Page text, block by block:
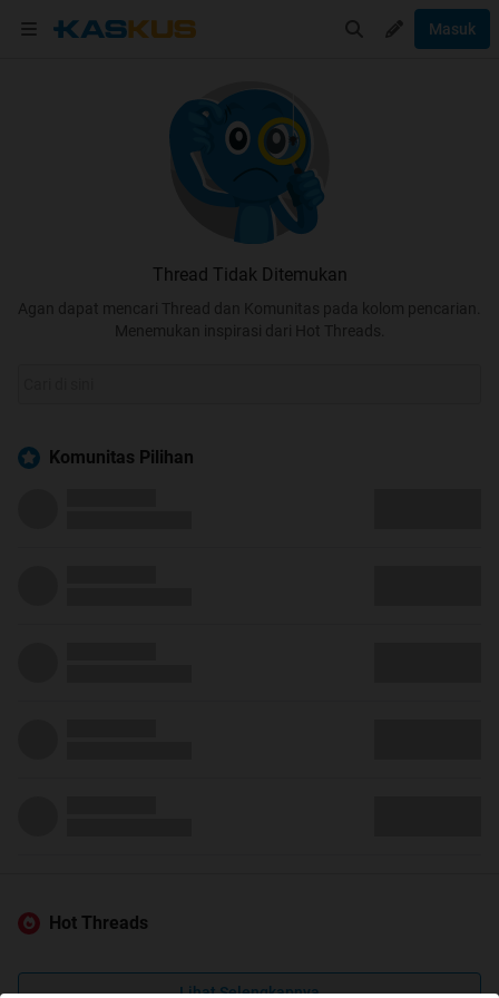
Masuk
Thread Tidak Ditemukan
Agan dapat mencari Thread dan Komunitas pada kolom pencarian.
Menemukan inspirasi dari Hot Threads.
Komunitas Pilihan
Hot Threads
Lihat Selengkapnya